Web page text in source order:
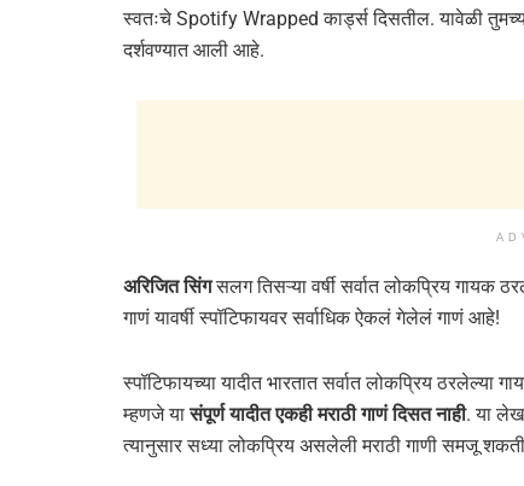
स्वतःचे Spotify Wrapped कार्ड्स दिसतील. यावेळी
दर्शवण्यात आली आहे.
अरिजित सिंगसलग तिसऱ्या वर्षी सर्वात लोकप्रिय
गाणं यावर्षी स्पॉटिफायवर सर्वाधिक ऐकलं गेलेलं गाणं आहे!
स्पॉटिफायच्या यादीत भारतात सर्वात लोकप्रिय ठरलेल्या
म्हणजे यासंपूर्ण यादीत एकही मराठी गाणं दिसत नाही. या
त्यानुसार सध्या लोकप्रिय असलेली मराठी गाणी समजू